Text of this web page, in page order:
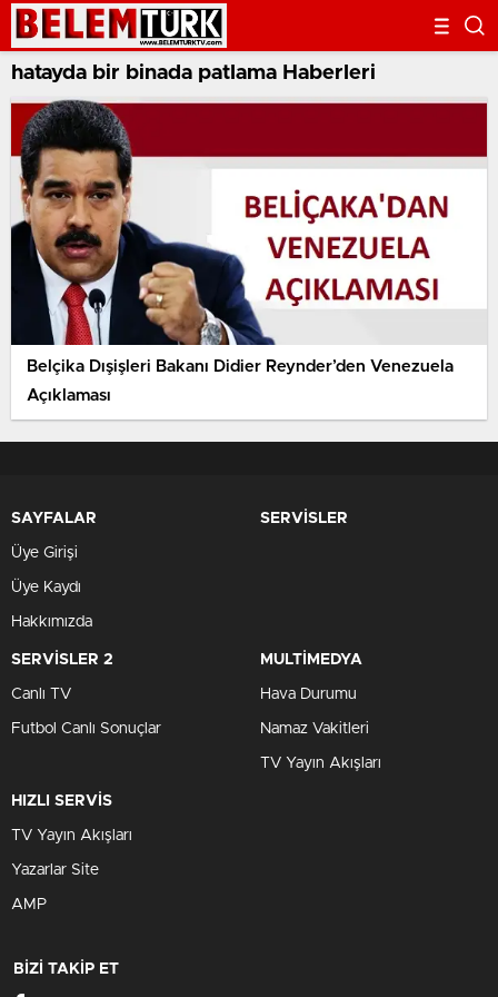
hatayda bir binada patlama Haberleri
Belçika Dışişleri Bakanı Didier Reynder’den Venezuela
Açıklaması
SAYFALAR
Üye Girişi
Üye Kaydı
Hakkımızda
SERVİSLER
SERVİSLER 2
Canlı TV
Futbol Canlı Sonuçlar
MULTİMEDYA
Hava Durumu
Namaz Vakitleri
TV Yayın Akışları
HIZLI SERVİS
TV Yayın Akışları
Yazarlar Site
AMP
BİZİ TAKİP ET